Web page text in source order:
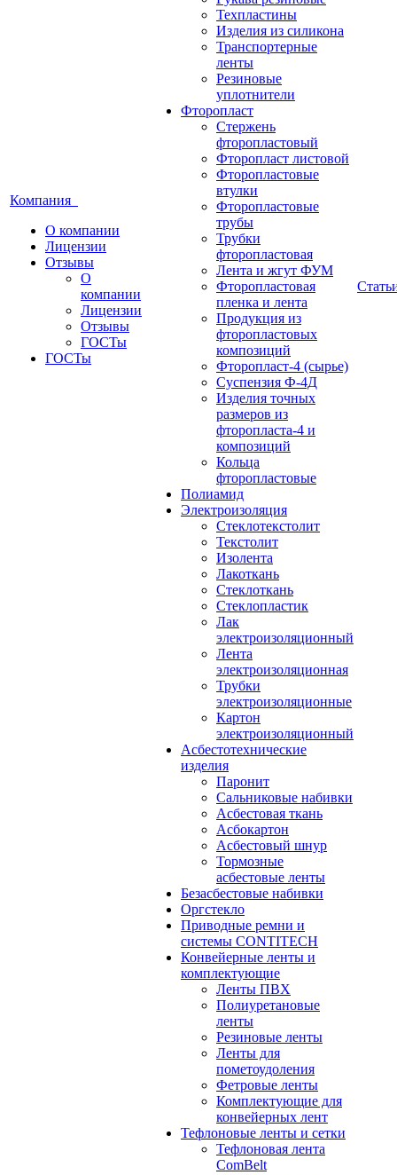
Компания
О компании
Лицензии
Отзывы
О
компании
Лицензии
Отзывы
ГОСТы
ГОСТы
Техпластины
Изделия из силикона
Транспортерные
ленты
Резиновые
уплотнители
Фторопласт
Стержень
фторопластовый
Фторопласт листовой
Фторопластовые
втулки
Фторопластовые
трубы
Трубки
фторопластовая
Лента и жгут ФУМ
Фторопластовая
пленка и лента
Продукция из
фторопластовых
композиций
Фторопласт-4 (сырье)
Суспензия Ф-4Д
Изделия точных
размеров из
фторопласта-4 и
композиций
Кольца
фторопластовые
Полиамид
Электроизоляция
Стеклотекстолит
Текстолит
Изолента
Лакоткань
Стеклоткань
Стеклопластик
Лак
электроизоляционный
Лента
электроизоляционная
Трубки
электроизоляционные
Картон
электроизоляционный
Асбестотехнические
изделия
Паронит
Сальниковые набивки
Асбестовая ткань
Асбокартон
Асбестовый шнур
Тормозные
асбестовые ленты
Безасбестовые набивки
Оргстекло
Приводные ремни и
системы CONTITECH
Конвейерные ленты и
комплектующие
Ленты ПВХ
Полиуретановые
ленты
Резиновые ленты
Ленты для
пометоудоления
Фетровые ленты
Комплектующие для
конвейерных лент
Тефлоновые ленты и сетки
Тефлоновая лента
ComBelt